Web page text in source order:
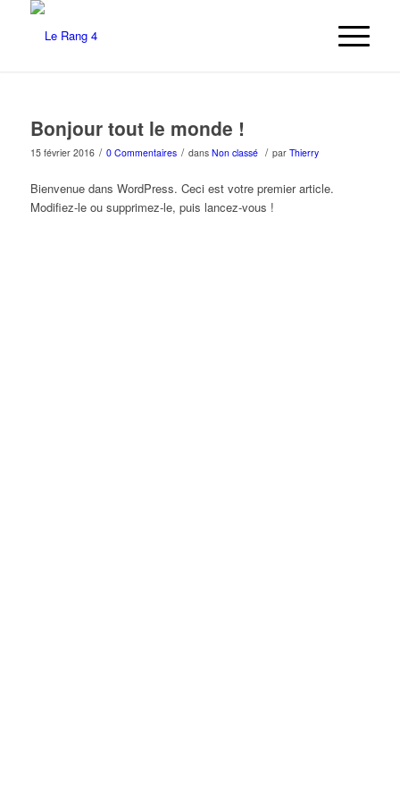
Bonjour tout le monde !
15 février 2016 / 0 Commentaires / dans Non classé / par Thierry
Bienvenue dans WordPress. Ceci est votre premier article.
Modifiez-le ou supprimez-le, puis lancez-vous !